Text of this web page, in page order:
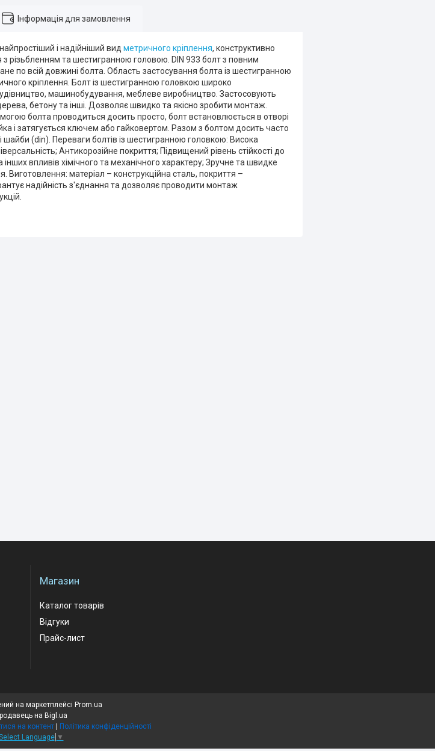
Інформація для замовлення
і надійніший вид метричного кріплення, конструктивно
різьбленням та шестигранною головою. DIN 933 болт з повним
по всій довжині болта. Область застосування болта із шестигранною
кріплення. Болт із шестигранною головкою широко
машинобудування, меблеве виробництво. Застосовують
бетону та інші. Дозволяє швидко та якісно зробити монтаж.
болта проводиться досить просто, болт встановлюється в отворі
і затягується ключем або гайковертом. Разом з болтом досить часто
шайби (din). Переваги болтів із шестигранною головкою: Висока
Антикорозійне покриття; Підвищений рівень стійкості до
впливів хімічного та механічного характеру; Зручне та швидке
Виготовлення: матеріал – конструкційна сталь, покриття –
надійність з'єднання та дозволяє проводити монтаж
Магазин
Каталог товарів
Відгуки
Прайс-лист
на маркетплейсі Prom.ua
на Bigl.ua
на контент | Політика конфіденційності
Language ▼